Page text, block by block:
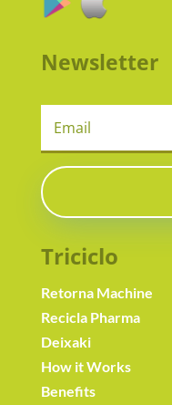
Newsletter
Triciclo
Retorna Machine
Recicla Pharma
Deixaki
How it Works
Benefits